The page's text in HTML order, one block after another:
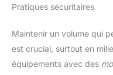
Pratiques sécuritaires
Maintenir un volume qui
est crucial, surtout en
équipements avec des